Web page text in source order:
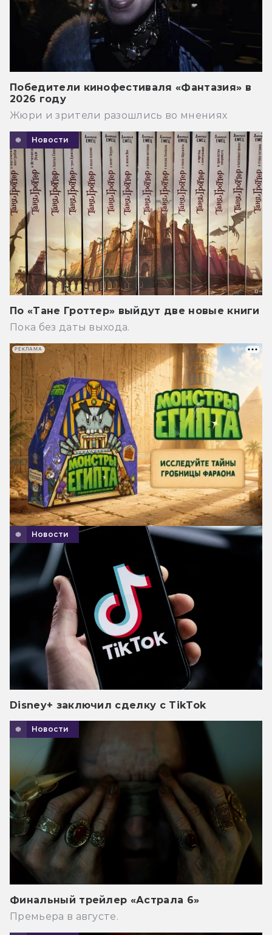
Победители кинофестиваля «Фантазия» в
2026 году
Жюри и зрители разошлись во мнениях
Новости
По «Тане Гроттер» выйдут две новые книги
Пока без даты выхода.
Новости
Disney+ заключил сделку с TikTok
Новости
Финальный трейлер «Астрала 6»
Премьера в августе.
РЕКЛАМА